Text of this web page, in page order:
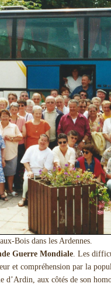
Bois dans les Ardennes.
Guerre Mondiale . Les
et compréhension par la
aux côtés de son